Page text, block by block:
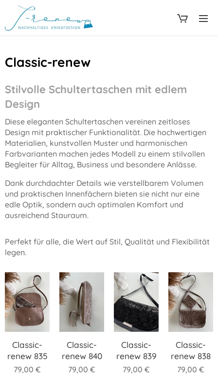
Classic-renew
Stilvolle Schultertaschen mit edlem
Design
Diese eleganten Schultertaschen vereinen zeitloses
Design mit praktischer Funktionalität. Die hochwertigen
Materialien, kunstvollen Muster und harmonischen
Farbvarianten machen jedes Modell zu einem stilvollen
Begleiter für Alltag, Business und besondere Anlässe.
Dank durchdachter Details wie verstellbarem Volumen
und praktischen Innenfächern bieten sie nicht nur eine
edle Optik, sondern auch optimalen Komfort und
ausreichend Stauraum.
Perfekt für alle, die Wert auf Stil, Qualität und Flexibilität
legen.
Classic-
renew 835
79,00 €
Classic-
renew 840
79,00 €
Classic-
renew 839
79,00 €
Classic-
renew 838
79,00 €